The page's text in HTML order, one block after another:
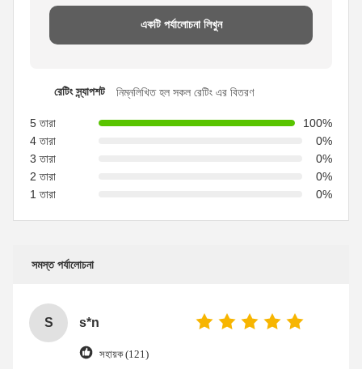
একটি পর্যালোচনা লিখুন
রেটিং স্ন্যাপশট নিম্নলিখিত হল সকল রেটিং এর বিতরণ
5 তারা
100%
4 তারা
0%
3 তারা
0%
2 তারা
0%
1 তারা
0%
সমস্ত পর্যালোচনা
S s*n
সহায়ক (121)